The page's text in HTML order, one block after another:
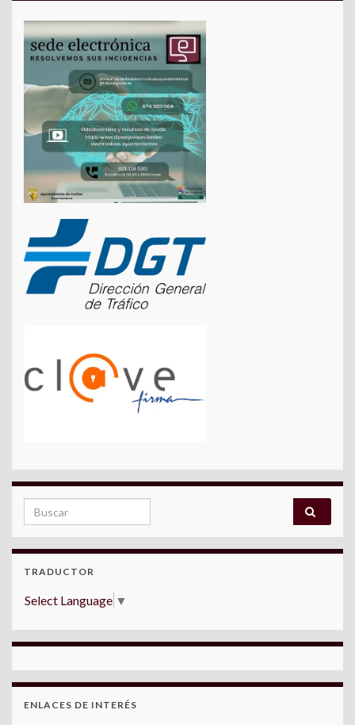
Search for:
TRADUCTOR
Select Language ▼
ENLACES DE INTERÉS